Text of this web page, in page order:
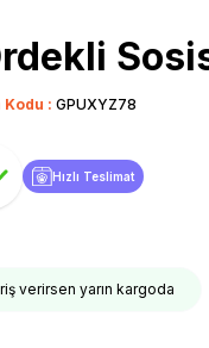
Kodu : GPUXYZ78
Hızlı Teslimat
verirsen yarın kargoda